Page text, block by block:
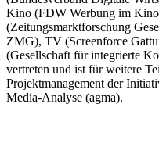
Kino (FDW Werbung im
(Zeitungsmarktforschung
ZMG), TV (Screenforce
(Gesellschaft für integrierte
vertreten und ist für weitere
Projektmanagement der
Media-Analyse (agma).